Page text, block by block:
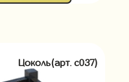
Цоколь(арт. c037)